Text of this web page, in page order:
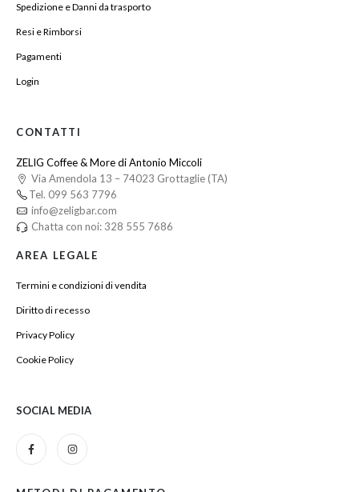
Spedizione e Danni da trasporto
Resi e Rimborsi
Pagamenti
Login
CONTATTI
ZELIG Coffee & More di Antonio Miccoli
Via Amendola 13 – 74023 Grottaglie (TA)
Tel. 099 563 7796
info@zeligbar.com
Chatta con noi: 328 555 7686
AREA LEGALE
Termini e condizioni di vendita
Diritto di recesso
Privacy Policy
Cookie Policy
SOCIAL MEDIA